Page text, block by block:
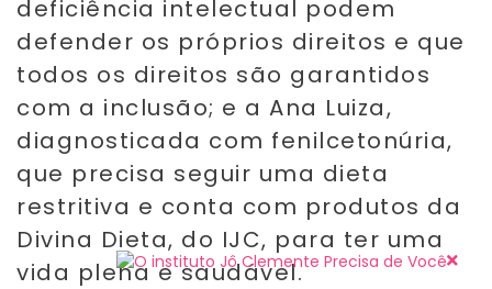
deficiência intelectual podem
defender os próprios direitos e que
todos os direitos são garantidos
com a inclusão; e a Ana Luiza,
diagnosticada com fenilcetonúria,
que precisa seguir uma dieta
restritiva e conta com produtos da
Divina Dieta, do IJC, para ter uma
vida plena e saudável.